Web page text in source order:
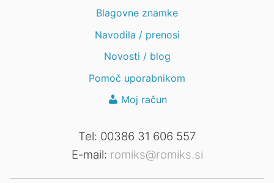
Blagovne znamke
Navodila / prenosi
Novosti / blog
Pomoč uporabnikom
Moj račun
Tel: 00386 31 606 557
E-mail: romiks@romiks.si